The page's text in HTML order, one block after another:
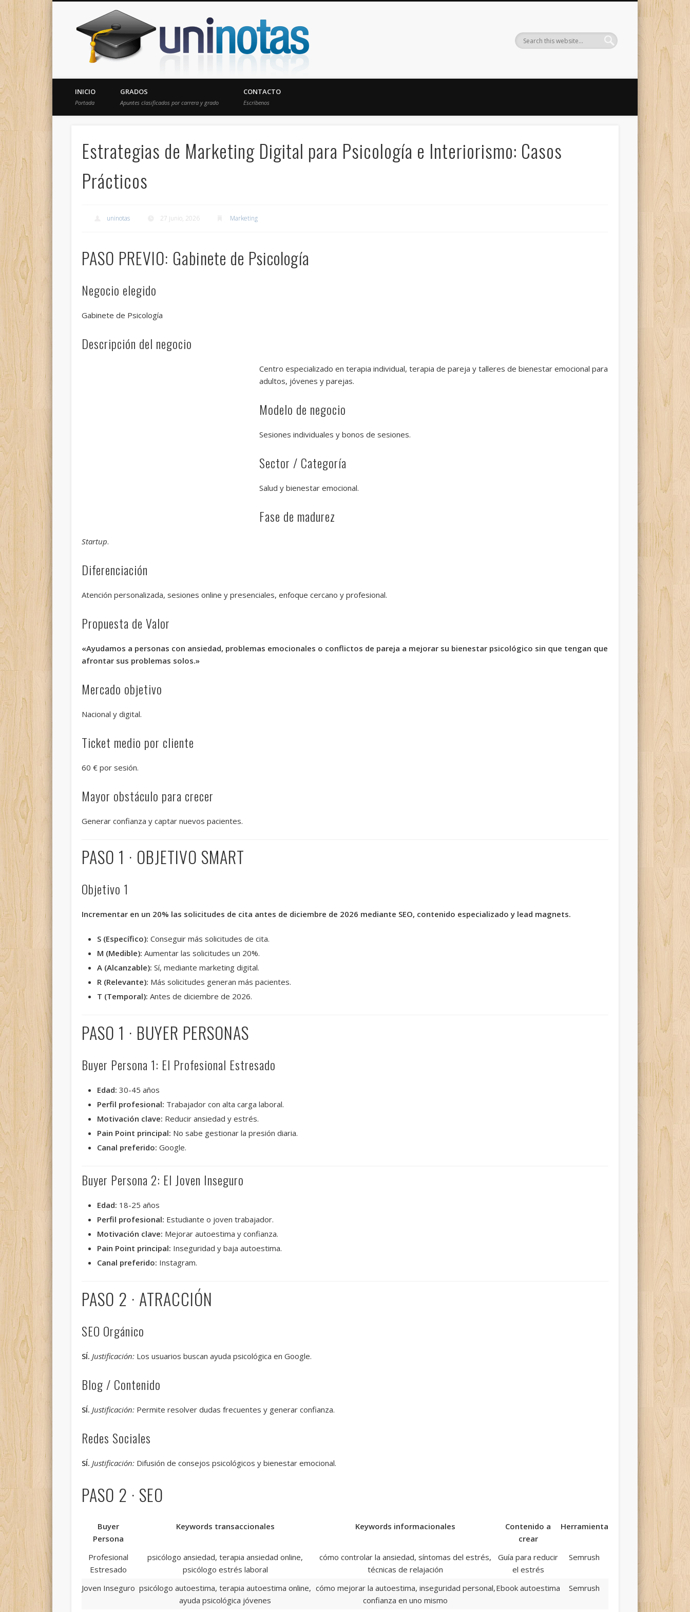
Donde encontrarás todas los apuntes de tu carrera
INICIO
Portada
GRADOS
Apuntes clasificados por carrera y grado
CONTACTO
Escríbenos
Estrategias de Marketing Digital para Psicología e Interiorismo: Casos
Prácticos
uninotas 27 junio, 2026 Marketing
PASO PREVIO: Gabinete de Psicología
Negocio elegido
Gabinete de Psicología
Descripción del negocio
Centro especializado en terapia individual, terapia de pareja y talleres de bienestar emocional para
adultos, jóvenes y parejas.
Modelo de negocio
Sesiones individuales y bonos de sesiones.
Sector / Categoría
Salud y bienestar emocional.
Fase de madurez
Startup.
Diferenciación
Atención personalizada, sesiones online y presenciales, enfoque cercano y profesional.
Propuesta de Valor
«Ayudamos a personas con ansiedad, problemas emocionales o conflictos de pareja a mejorar su bienestar psicológico sin que tengan que
afrontar sus problemas solos.»
Mercado objetivo
Nacional y digital.
Ticket medio por cliente
60 € por sesión.
Mayor obstáculo para crecer
Generar confianza y captar nuevos pacientes.
PASO 1 · OBJETIVO SMART
Objetivo 1
Incrementar en un 20% las solicitudes de cita antes de diciembre de 2026 mediante SEO, contenido especializado y lead magnets.
S (Específico): Conseguir más solicitudes de cita.
M (Medible): Aumentar las solicitudes un 20%.
A (Alcanzable): Sí, mediante marketing digital.
R (Relevante): Más solicitudes generan más pacientes.
T (Temporal): Antes de diciembre de 2026.
PASO 1 · BUYER PERSONAS
Buyer Persona 1: El Profesional Estresado
Edad: 30-45 años
Perfil profesional: Trabajador con alta carga laboral.
Motivación clave: Reducir ansiedad y estrés.
Pain Point principal: No sabe gestionar la presión diaria.
Canal preferido: Google.
Buyer Persona 2: El Joven Inseguro
Edad: 18-25 años
Perfil profesional: Estudiante o joven trabajador.
Motivación clave: Mejorar autoestima y confianza.
Pain Point principal: Inseguridad y baja autoestima.
Canal preferido: Instagram.
PASO 2 · ATRACCIÓN
SEO Orgánico
SÍ. Justificación:Los usuarios buscan ayuda psicológica en Google.
Blog / Contenido
SÍ. Justificación:Permite resolver dudas frecuentes y generar confianza.
Redes Sociales
SÍ. Justificación:Difusión de consejos psicológicos y bienestar emocional.
PASO 2 · SEO
Buyer
Persona
Keywords transaccionales Keywords informacionales
Contenido a
crear
Herramienta
Profesional
Estresado
psicólogo ansiedad, terapia ansiedad online,
psicólogo estrés laboral
cómo controlar la ansiedad, síntomas del estrés,
técnicas de relajación
Guía para reducir
el estrés
Semrush
Joven Inseguro psicólogo autoestima, terapia autoestima online,
ayuda psicológica jóvenes
cómo mejorar la autoestima, inseguridad personal,
confianza en uno mismo
Ebook autoestima Semrush